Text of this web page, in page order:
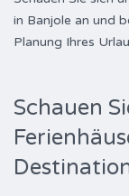
in Banjole an und
Planung Ihres
Schauen